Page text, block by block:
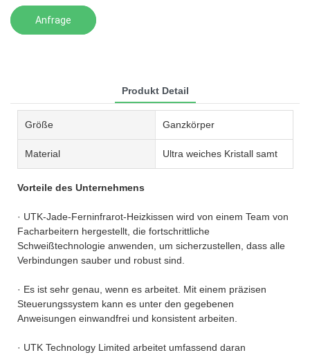
Anfrage
Produkt Detail
Größe Ganzkörper
Material Ultra weiches Kristall samt
Vorteile des Unternehmens
· UTK-Jade-Ferninfrarot-Heizkissen wird von einem Team von
Facharbeitern hergestellt, die fortschrittliche
Schweißtechnologie anwenden, um sicherzustellen, dass alle
Verbindungen sauber und robust sind.
· Es ist sehr genau, wenn es arbeitet. Mit einem präzisen
Steuerungssystem kann es unter den gegebenen
Anweisungen einwandfrei und konsistent arbeiten.
· UTK Technology Limited arbeitet umfassend daran